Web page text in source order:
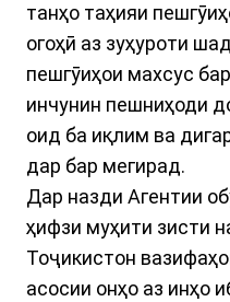
танҳо таҳияи
огоҳӣ аз зуҳуроти
пешгӯиҳои махсус
инчунин пешниҳоди
оид ба иқлим ва
дар бар мегирад.
Дар назди Агентии
ҳифзи муҳити зисти
Тоҷикистон
асосии онҳо аз инҳо